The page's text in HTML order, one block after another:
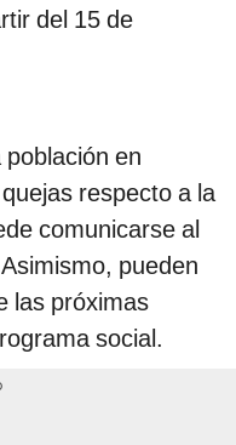
del 15 de
en
respecto a la
comunicarse al
pueden
las próximas
social.